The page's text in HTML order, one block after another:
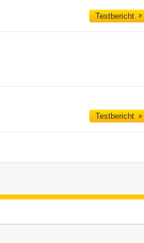
Testbericht
Testbericht